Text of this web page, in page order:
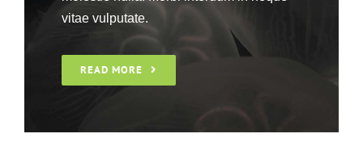
vitae vulputate.
READ MORE